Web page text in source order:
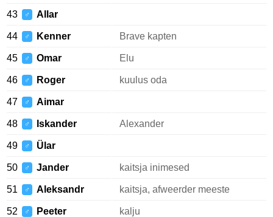
43 ♂ Allar
44 ♂ Kenner Brave kapten
45 ♂ Omar Elu
46 ♂ Roger kuulus oda
47 ♂ Aimar
48 ♂ Iskander Alexander
49 ♂ Ülar
50 ♂ Jander kaitsja inimesed
51 ♂ Aleksandr kaitsja, afweerder meeste
52 ♂ Peeter kalju